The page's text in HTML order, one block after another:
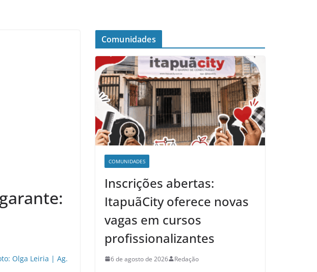
Comunidades
COMUNIDADES
Inscrições abertas:
ItapuãCity oferece novas
vagas em cursos
profissionalizantes
6 de agosto de 2026 Redação